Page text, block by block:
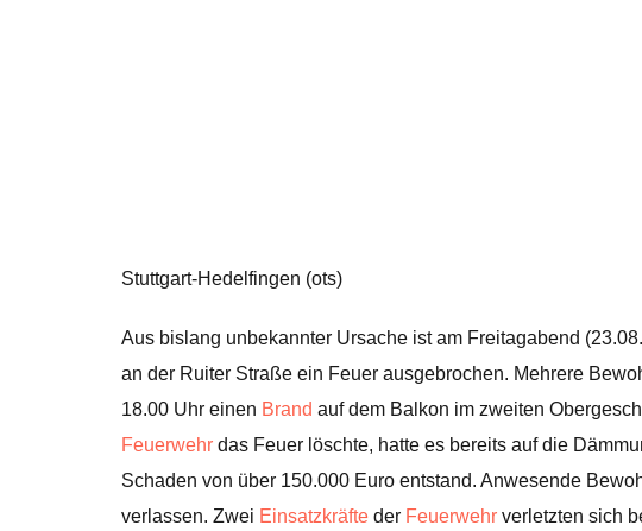
Stuttgart-Hedelfingen (ots)
Aus bislang unbekannter Ursache ist am Freitagabend
an der Ruiter Straße ein Feuer ausgebrochen. Mehrere
18.00 Uhr einen Brand auf dem Balkon im zweiten
Feuerwehr das Feuer löschte, hatte es bereits auf die
Schaden von über 150.000 Euro entstand. Anwesende
verlassen. Zwei Einsatzkräfte der Feuerwehr verletzten sich